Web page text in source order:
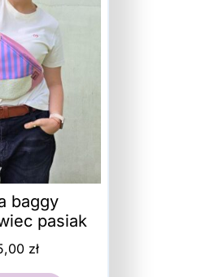
baggy
pasiak
zł